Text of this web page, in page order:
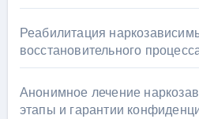
Реабилитация
восстановительного
Анонимное лечение
этапы и гарантии